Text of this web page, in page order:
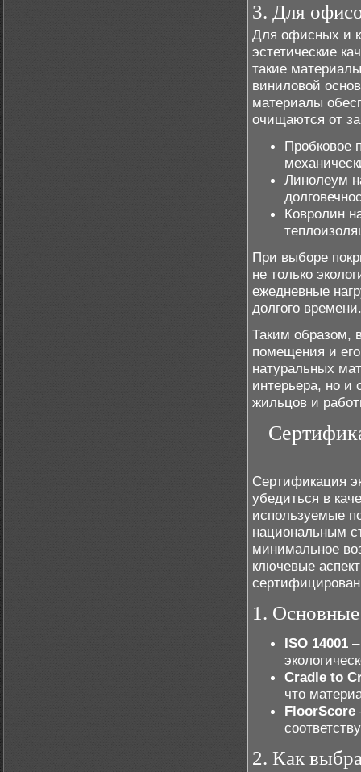
3. Для
Для офисных и
эстетические
такие
виниловой
материалы
очищаются от
Пробковое
Линолеум
Ковролин
При выборе
не только
ежедневные
долгого времени.
Таким образом,
помещения и
натуральных
интерьера, но и
жильцов и
Сертификация
убедиться в
используемые
национальным
минимальное
ключевые
1. Основные
ISO 14001
Cradle to
что
FloorScore
2. Как